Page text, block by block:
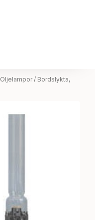
Oljelampor/ Bordslykta,